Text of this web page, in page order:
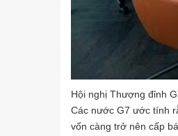
Hội nghị Thượng đỉnh
Các nước G7 ước tính
vốn càng trở nên cấp